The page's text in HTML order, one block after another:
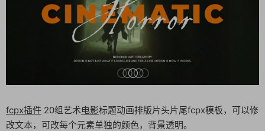
fcpx插件 20组艺术电影标题动画排版片头片尾fcpx模板，可以修
改文本，可改每个元素单独的颜色，背景透明。